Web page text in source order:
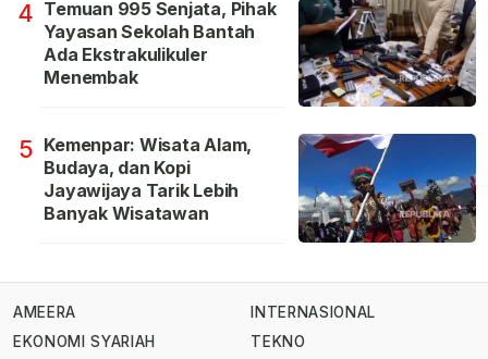
4 Temuan 995 Senjata, Pihak
Yayasan Sekolah Bantah
Ada Ekstrakulikuler
Menembak
5 Kemenpar: Wisata Alam,
Budaya, dan Kopi
Jayawijaya Tarik Lebih
Banyak Wisatawan
AMEERA
EKONOMI SYARIAH
INTERNASIONAL
TEKNO